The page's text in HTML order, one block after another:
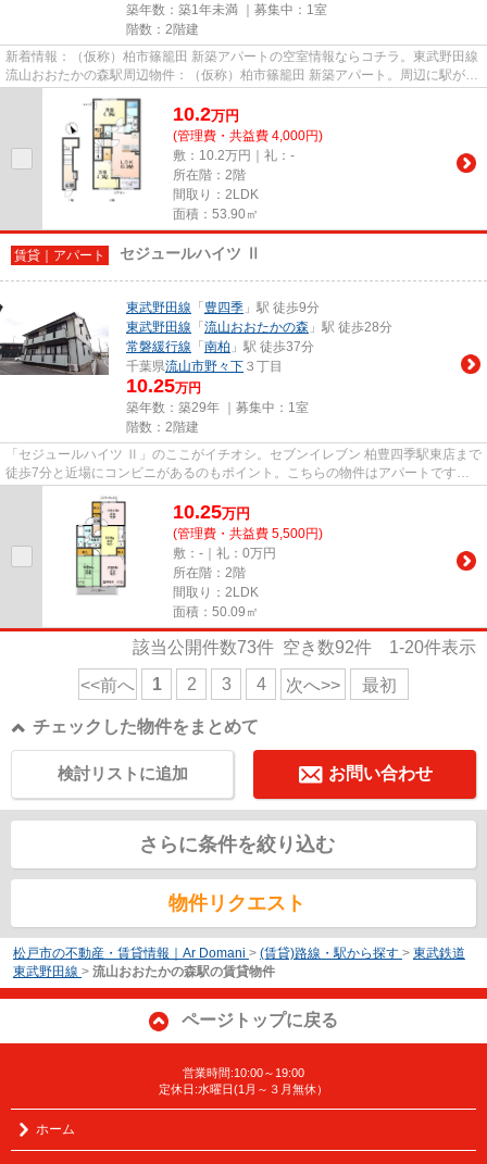
築年数：築1年未満 ｜募集中： 1室
階数：2階建
新着情報：（仮称）柏市篠籠田 新築アパートの空室情報ならコチラ。東武野田線
流山おおたかの森駅周辺物件：（仮称）柏市篠籠田 新築アパート。周辺に駅が2
10.2万円
(管理費・共益費 4,000円)
敷：10.2万円｜礼：-
所在階：2階
間取り：2LDK
面積：53.90㎡
賃貸｜アパート セジュールハイツ Ⅱ
東武野田線 「 豊四季 」駅 徒歩9分
東武野田線 「 流山おおたかの森 」駅 徒歩28分
常磐緩行線 「 南柏 」駅 徒歩37分
千葉県流山市野々下 ３丁目
10.25万円
築年数：築29年 ｜募集中： 1室
階数：2階建
「セジュールハイツ Ⅱ」のここがイチオシ。セブンイレブン 柏豊四季駅東店まで
徒歩7分と近場にコンビニがあるのもポイント。こちらの物件はアパートです。
10.25万円
(管理費・共益費 5,500円)
敷：-｜礼：0万円
所在階：2階
間取り：2LDK
面積：50.09㎡
該当公開件数73件 空き数92件 1-20件表示
<<前へ 1 2 3 4 次へ>> 最初
チェックした物件をまとめて
お問い合わせ
検討リストに追加
さらに条件を絞り込む
物件リクエスト
松戸市の不動産・賃貸情報｜Ar Domani > (賃貸)路線・駅から探す > 東武鉄道
東武野田線 > 流山おおたかの森駅の賃貸物件
ページトップに戻る
営業時間:10:00～19:00
定休日:水曜日(1月～３月無休）
ホーム